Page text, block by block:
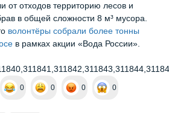
от отходов территорию лесов и
в общей сложности 8 м³ мусора.
волонтёры собрали более тонны
в рамках акции «Вода России».
0 0 0 0